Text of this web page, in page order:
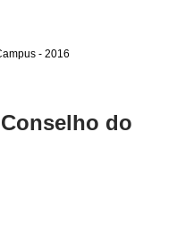
- 2016
do